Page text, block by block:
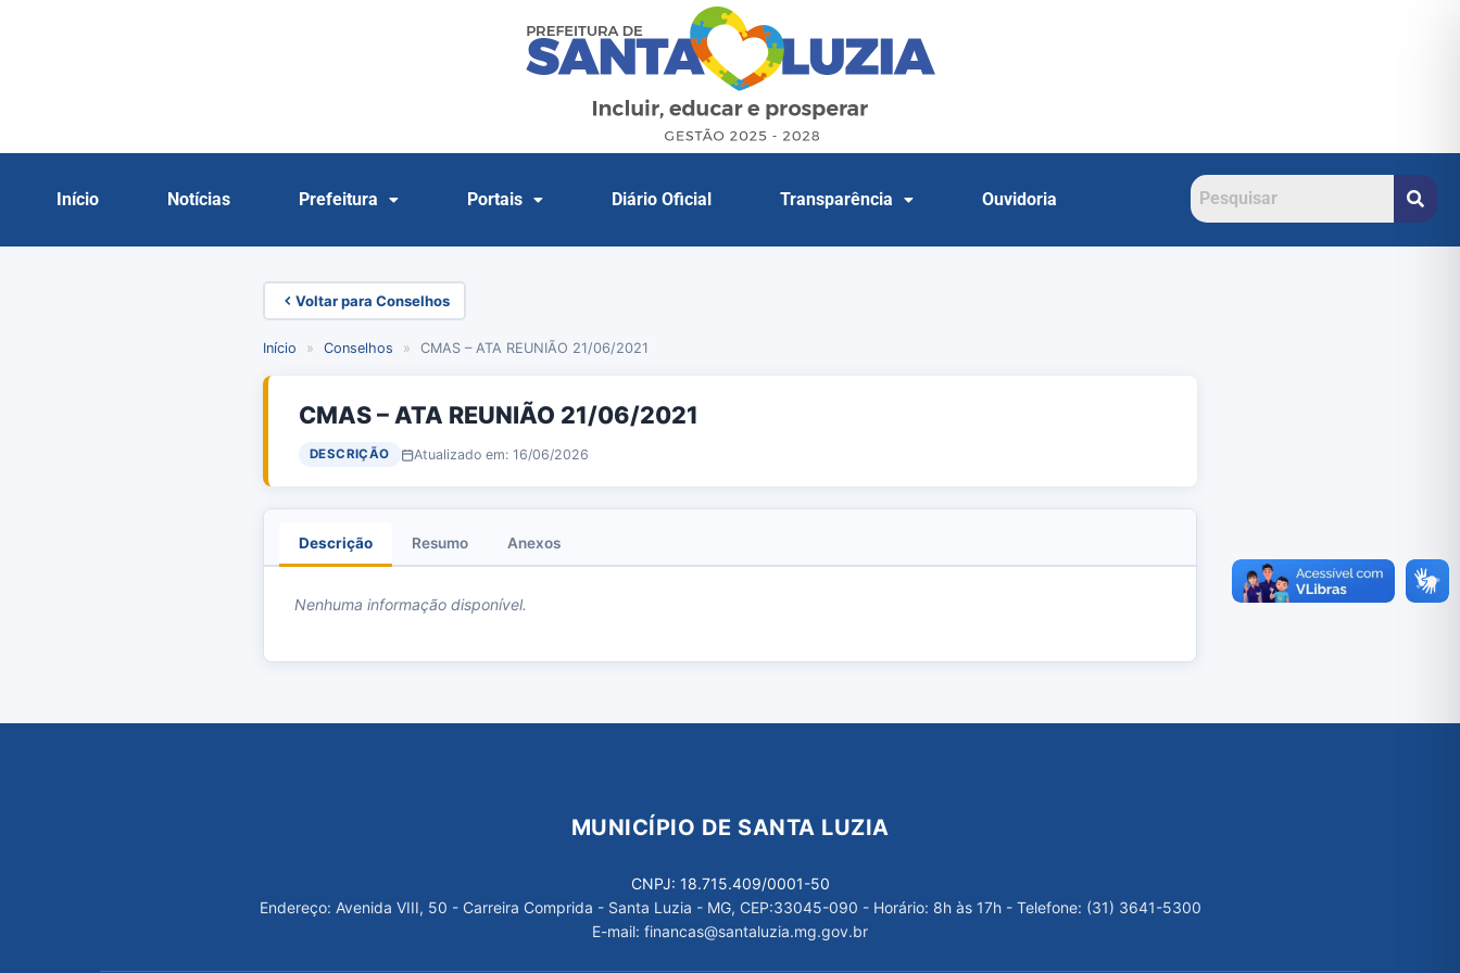
Início Notícias Prefeitura Portais Diário Oficial Transparência Ouvidoria
Voltar para Conselhos
Início » Conselhos » CMAS – ATA REUNIÃO 21/06/2021
CMAS – ATA REUNIÃO 21/06/2021
DESCRIÇÃO Atualizado em: 16/06/2026
Descrição Resumo Anexos
Nenhuma informação disponível.
MUNICÍPIO DE SANTA LUZIA
CNPJ: 18.715.409/0001-50
Endereço: Avenida VIII, 50 - Carreira Comprida - Santa Luzia - MG, CEP:33045-090 - Horário: 8h às 17h - Telefone: (31) 3641-5300
E-mail: financas@santaluzia.mg.gov.br